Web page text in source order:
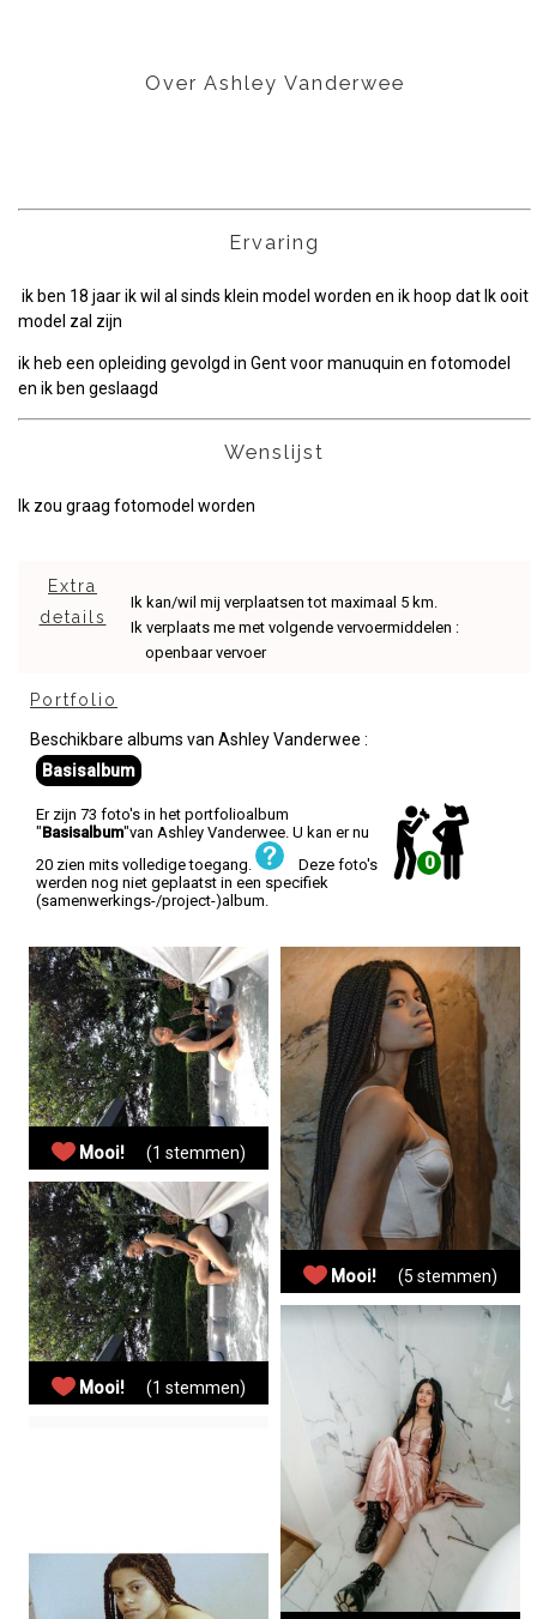
Over Ashley Vanderwee
Ervaring
ik ben 18 jaar ik wil al sinds klein model worden en ik hoop dat Ik ooit
model zal zijn
ik heb een opleiding gevolgd in Gent voor manuquin en fotomodel
en ik ben geslaagd
Wenslijst
Ik zou graag fotomodel worden
Extra
details
Ik kan/wil mij verplaatsen tot maximaal 5 km.
Ik verplaats me met volgende vervoermiddelen :
openbaar vervoer
Portfolio
Beschikbare albums van Ashley Vanderwee :
Basisalbum
Er zijn 73 foto's in het portfolioalbum
"Basisalbum"van Ashley Vanderwee. U kan er nu
20 zien mits volledige toegang.
Deze foto's
werden nog niet geplaatst in een specifiek
(samenwerkings-/project-)album.
0
Mooi! (1 stemmen)
Mooi! (1 stemmen)
Mooi! (5 stemmen)